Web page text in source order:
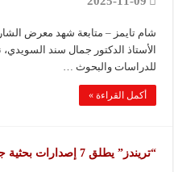
الأستاذ الدكتور جمال سند
للدراسات والبحوث …
أكمل القراءة »
“تريندز” يطلق 7 إصدارات بحثية جديدة في معرض الشارقة للكتاب